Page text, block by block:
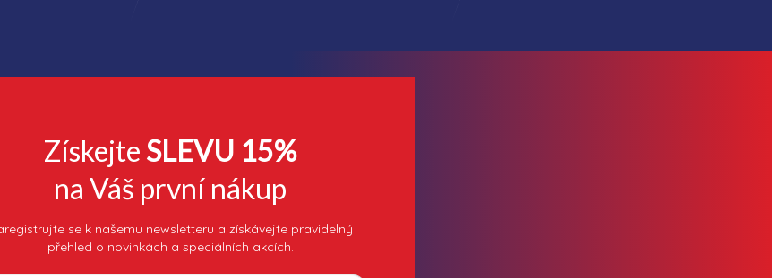
Získejte SLEVU 15%
na Váš první nákup
se k našemu newsletteru a získávejte pravidelný
přehled o novinkách a speciálních akcích.